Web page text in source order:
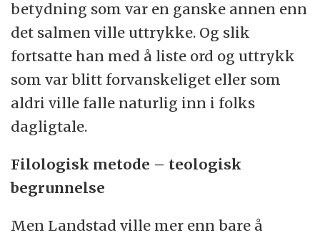
betydning som var en ganske annen enn
det salmen ville uttrykke. Og slik
fortsatte han med å liste ord og uttrykk
som var blitt forvanskeliget eller som
aldri ville falle naturlig inn i folks
dagligtale.
Filologisk metode – teologisk
begrunnelse
Men Landstad ville mer enn bare å